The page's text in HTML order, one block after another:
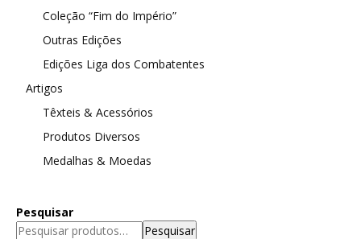
Coleção “Fim do Império”
Outras Edições
Edições Liga dos Combatentes
Artigos
Têxteis & Acessórios
Produtos Diversos
Medalhas & Moedas
Pesquisar
Pesquisar